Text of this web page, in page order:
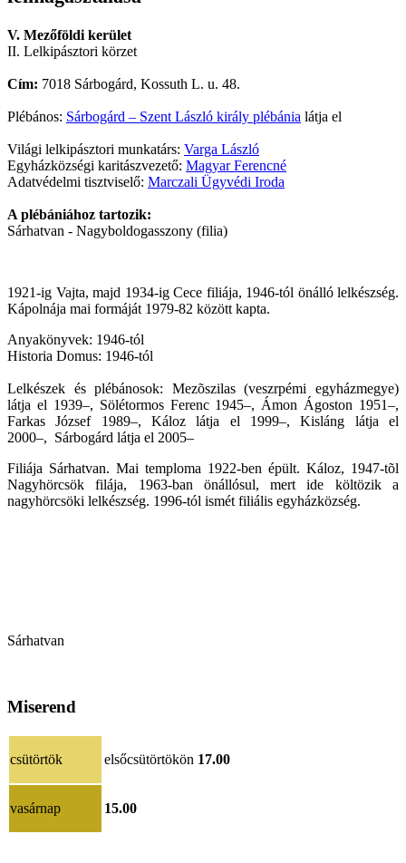
V. Mezőföldi kerület
II. Lelkipásztori körzet
Cím: 7018 Sárbogárd, Kossuth L. u. 48.
Plébános: Sárbogárd – Szent László király plébánia látja el
Világi lelkipásztori munkatárs: Varga László
Egyházközségi karitászvezető: Magyar Ferencné
Adatvédelmi tisztviselő: Marczali Ügyvédi Iroda
A plébániához tartozik:
Sárhatvan - Nagyboldogasszony (filia)
1921-ig Vajta, majd 1934-ig Cece filiája, 1946-tól önálló lelkészség.
Kápolnája mai formáját 1979-82 között kapta.
Anyakönyvek: 1946-tól
Historia Domus: 1946-tól
Lelkészek és plébánosok: Mezõszilas (veszrpémi egyházmegye)
látja el 1939–, Sölétormos Ferenc 1945–, Ámon Ágoston 1951–,
Farkas József 1989–, Káloz látja el 1999–, Kisláng látja el
2000–, Sárbogárd látja el 2005–
Filiája Sárhatvan. Mai temploma 1922-ben épült. Káloz, 1947-tõl
Nagyhörcsök filája, 1963-ban önállósul, mert ide költözik a
nagyhörcsöki lelkészség. 1996-tól ismét filiális egyházközség.
Sárhatvan
Miserend
csütörtök elsőcsütörtökön 17.00
vasárnap 15.00